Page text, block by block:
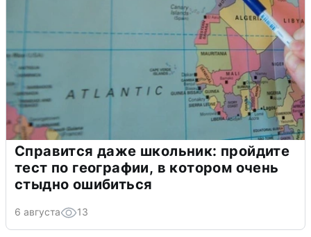
Справится даже школьник: пройдите
тест по географии, в котором очень
стыдно ошибиться
6 августа 13